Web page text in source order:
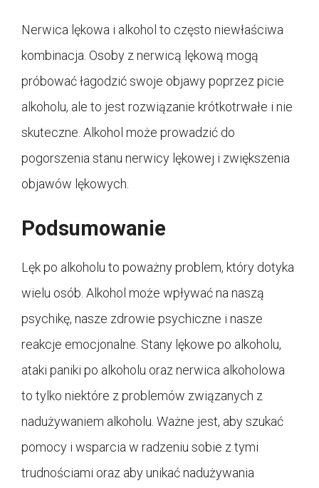
Nerwica lękowa i alkohol to często niewłaściwa
kombinacja. Osoby z nerwicą lękową mogą
próbować łagodzić swoje objawy poprzez picie
alkoholu, ale to jest rozwiązanie krótkotrwałe i nie
skuteczne. Alkohol może prowadzić do
pogorszenia stanu nerwicy lękowej i zwiększenia
objawów lękowych.
Podsumowanie
Lęk po alkoholu to poważny problem, który dotyka
wielu osób. Alkohol może wpływać na naszą
psychikę, nasze zdrowie psychiczne i nasze
reakcje emocjonalne. Stany lękowe po alkoholu,
ataki paniki po alkoholu oraz nerwica alkoholowa
to tylko niektóre z problemów związanych z
nadużywaniem alkoholu. Ważne jest, aby szukać
pomocy i wsparcia w radzeniu sobie z tymi
trudnościami oraz aby unikać nadużywania